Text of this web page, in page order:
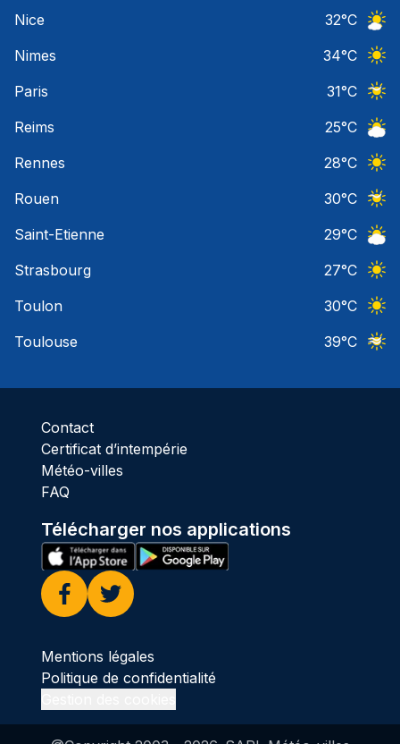
Nice
32°C
Nimes
34°C
Paris
31°C
Reims
25°C
Rennes
28°C
Rouen
30°C
Saint-Etienne
29°C
Strasbourg
27°C
Toulon
30°C
Toulouse
39°C
Contact
Certificat d’intempérie
Météo-villes
FAQ
Télécharger nos applications
Facebook
Twitter
Mentions légales
Politique de confidentialité